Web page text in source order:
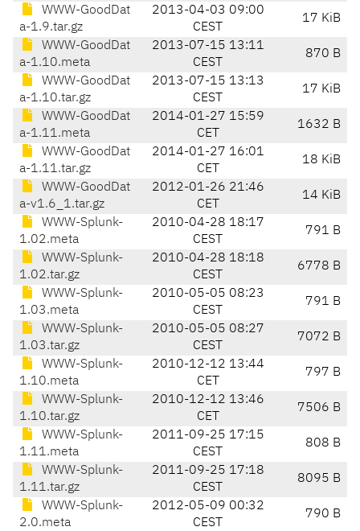
WWW-GoodDat
a-1.9.tar.gz
2013-04-03 09:00
CEST
17 KiB
WWW-GoodDat
a-1.10.meta
2013-07-15 13:11
CEST
870 B
WWW-GoodDat
a-1.10.tar.gz
2013-07-15 13:13
CEST
17 KiB
WWW-GoodDat
a-1.11.meta
2014-01-27 15:59
CET
1632 B
WWW-GoodDat
a-1.11.tar.gz
2014-01-27 16:01
CET
18 KiB
WWW-GoodDat
a-v1.6_1.tar.gz
2012-01-26 21:46
CET
14 KiB
WWW-Splunk-
1.02.meta
2010-04-28 18:17
CEST
791 B
WWW-Splunk-
1.02.tar.gz
2010-04-28 18:18
CEST
6778 B
WWW-Splunk-
1.03.meta
2010-05-05 08:23
CEST
791 B
WWW-Splunk-
1.03.tar.gz
2010-05-05 08:27
CEST
7072 B
WWW-Splunk-
1.10.meta
2010-12-12 13:44
CET
797 B
WWW-Splunk-
1.10.tar.gz
2010-12-12 13:46
CET
7506 B
WWW-Splunk-
1.11.meta
2011-09-25 17:15
CEST
808 B
WWW-Splunk-
1.11.tar.gz
2011-09-25 17:18
CEST
8095 B
WWW-Splunk-
2.0.meta
2012-05-09 00:32
CEST
790 B